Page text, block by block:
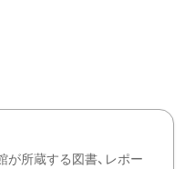
所蔵する図書、レポー